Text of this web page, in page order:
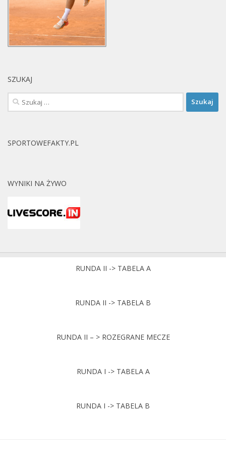
SZUKAJ
Szukaj:
SPORTOWEFAKTY.PL
WYNIKI NA ŻYWO
RUNDA II -> TABELA A
RUNDA II -> TABELA B
RUNDA II – > ROZEGRANE MECZE
RUNDA I -> TABELA A
RUNDA I -> TABELA B